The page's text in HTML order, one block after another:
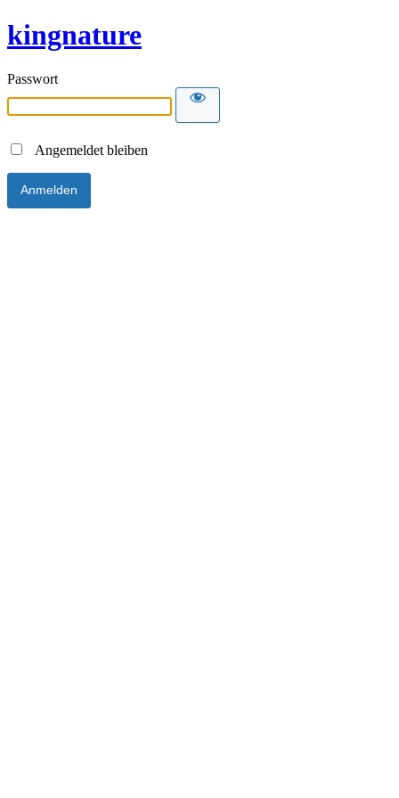
kingnature
Passwort
Angemeldet bleiben